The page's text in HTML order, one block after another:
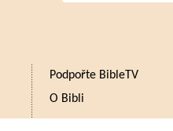
Podpořte BibleTV
O Bibli